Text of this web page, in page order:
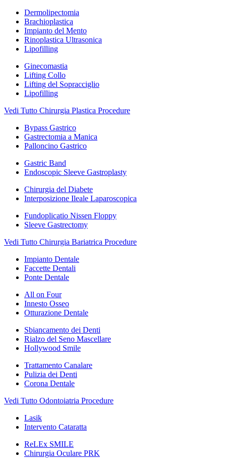
Dermolipectomia
Brachioplastica
Impianto del Mento
Rinoplastica Ultrasonica
Lipofilling
Ginecomastia
Lifting Collo
Lifting del Sopracciglio
Lipofilling
Vedi Tutto Chirurgia Plastica Procedure
Bypass Gastrico
Gastrectomia a Manica
Palloncino Gastrico
Gastric Band
Endoscopic Sleeve Gastroplasty
Chirurgia del Diabete
Interposizione Ileale Laparoscopica
Fundoplicatio Nissen Floppy
Sleeve Gastrectomy
Vedi Tutto Chirurgia Bariatrica Procedure
Impianto Dentale
Faccette Dentali
Ponte Dentale
All on Four
Innesto Osseo
Otturazione Dentale
Sbiancamento dei Denti
Rialzo del Seno Mascellare
Hollywood Smile
Trattamento Canalare
Pulizia dei Denti
Corona Dentale
Vedi Tutto Odontoiatria Procedure
Lasik
Intervento Cataratta
ReLEx SMILE
Chirurgia Oculare PRK